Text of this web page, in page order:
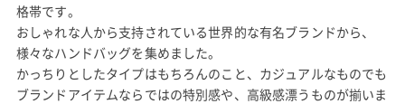
格帯です。
おしゃれな人から支持されている世界的な有名ブランドから、
様々なハンドバッグを集めました。
かっちりとしたタイプはもちろんのこと、カジュアルなものでも
ブランドアイテムならではの特別感や、高級感漂うものが揃いま